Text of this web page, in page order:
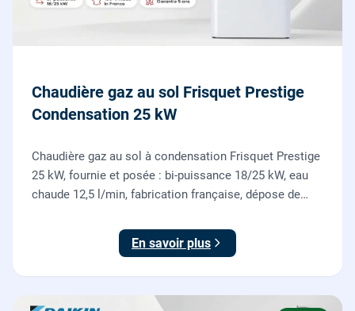
Chaudière gaz au sol Frisquet Prestige
Condensation 25 kW
Chaudière gaz au sol à condensation Frisquet Prestige
25 kW, fournie et posée : bi-puissance 18/25 kW, eau
chaude 12,5 l/min, fabrication française, dépose de
En savoir plus